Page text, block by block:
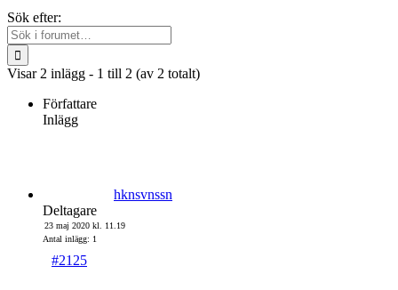
Sök efter:
Visar 2 inlägg - 1 till 2 (av 2 totalt)
Författare
Inlägg
hknsvnssn
Deltagare
23 maj 2020 kl. 11.19
Antal inlägg: 1
#2125